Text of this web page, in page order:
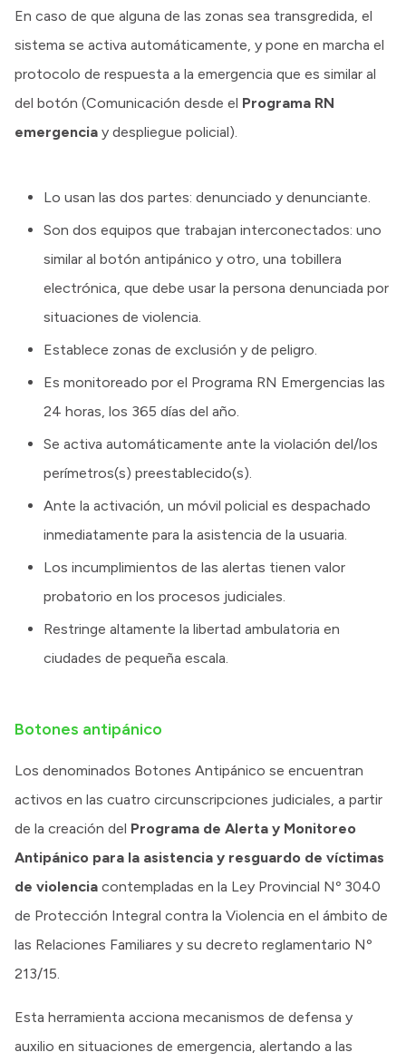
En caso de que alguna de las zonas sea transgredida, el
sistema se activa automáticamente, y pone en marcha el
protocolo de respuesta a la emergencia que es similar al
del botón (Comunicación desde el Programa RN
emergencia y despliegue policial).
Lo usan las dos partes: denunciado y denunciante.
Son dos equipos que trabajan interconectados: uno
similar al botón antipánico y otro, una tobillera
electrónica, que debe usar la persona denunciada por
situaciones de violencia.
Establece zonas de exclusión y de peligro.
Es monitoreado por el Programa RN Emergencias las
24 horas, los 365 días del año.
Se activa automáticamente ante la violación del/los
perímetros(s) preestablecido(s).
Ante la activación, un móvil policial es despachado
inmediatamente para la asistencia de la usuaria.
Los incumplimientos de las alertas tienen valor
probatorio en los procesos judiciales.
Restringe altamente la libertad ambulatoria en
ciudades de pequeña escala.
Botones antipánico
Los denominados Botones Antipánico se encuentran
activos en las cuatro circunscripciones judiciales, a partir
de la creación del Programa de Alerta y Monitoreo
Antipánico para la asistencia y resguardo de víctimas
de violencia contempladas en la Ley Provincial Nº 3040
de Protección Integral contra la Violencia en el ámbito de
las Relaciones Familiares y su decreto reglamentario Nº
213/15.
Esta herramienta acciona mecanismos de defensa y
auxilio en situaciones de emergencia, alertando a las